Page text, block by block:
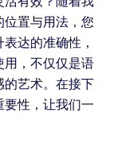
置与用法，您
达的准确性，
用，不仅仅是语
的艺术。在接下
性，让我们一